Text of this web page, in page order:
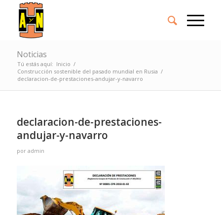
Noticias
Tú estás aquí: Inicio /
Construcción sostenible del pasado mundial en Rusia /
declaracion-de-prestaciones-andujar-y-navarro
declaracion-de-prestaciones-
andujar-y-navarro
por admin